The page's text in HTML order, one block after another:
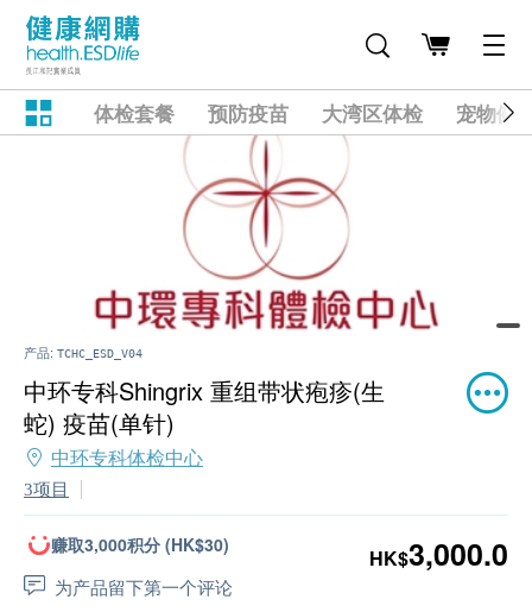
体检套餐 预防疫苗 大湾区体检 宠物健
产品: TCHC_ESD_V04
中环专科Shingrix 重组带状疱疹(生
蛇) 疫苗(单针)
中环专科体检中心
3项目
赚取3,000积分 (HK$30)
为产品留下第一个评论
HK$3,000.0